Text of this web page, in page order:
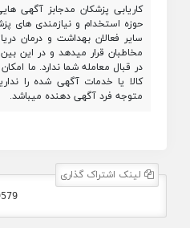
کاریابی پزشکان مدجابز آگهی
حوزه استخدام و نیازمندی های
سایر فعالان بهداشت و درمان
مخاطبان قرار میدهد و در این
در قبال معامله شما ندارد. ما
کالا یا خدمات آگهی شده را
متوجه فرد آگهی دهنده میباشد.
لینک اشتراک گذاری